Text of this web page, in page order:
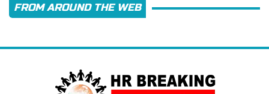
FROM AROUND THE WEB